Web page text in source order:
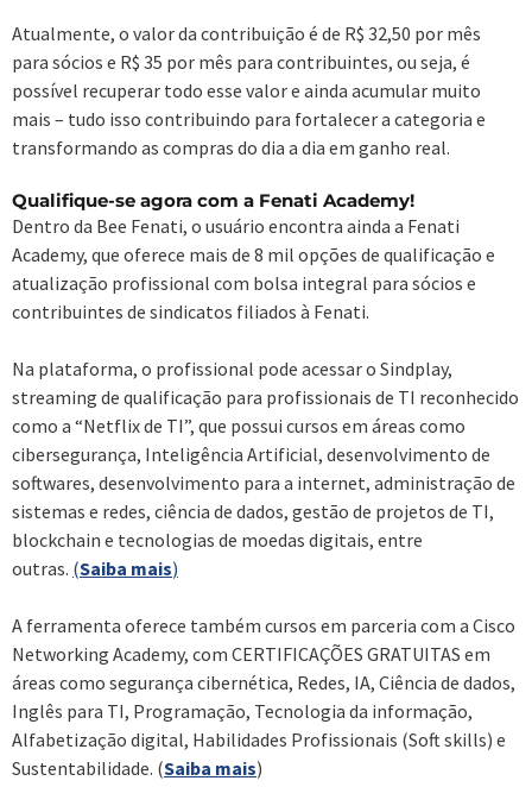
Atualmente, o valor da contribuição é de R$ 32,50 por mês
para sócios e R$ 35 por mês para contribuintes, ou seja, é
possível recuperar todo esse valor e ainda acumular muito
mais – tudo isso contribuindo para fortalecer a categoria e
transformando as compras do dia a dia em ganho real.
Qualifique-se agora com a Fenati Academy!
Dentro da Bee Fenati, o usuário encontra ainda a Fenati
Academy, que oferece mais de 8 mil opções de qualificação e
atualização profissional com bolsa integral para sócios e
contribuintes de sindicatos filiados à Fenati.
Na plataforma, o profissional pode acessar o Sindplay,
streaming de qualificação para profissionais de TI reconhecido
como a “Netflix de TI”, que possui cursos em áreas como
cibersegurança, Inteligência Artificial, desenvolvimento de
softwares, desenvolvimento para a internet, administração de
sistemas e redes, ciência de dados, gestão de projetos de TI,
blockchain e tecnologias de moedas digitais, entre
outras. (Saiba mais)
A ferramenta oferece também cursos em parceria com a Cisco
Networking Academy, com CERTIFICAÇÕES GRATUITAS em
áreas como segurança cibernética, Redes, IA, Ciência de dados,
Inglês para TI, Programação, Tecnologia da informação,
Alfabetização digital, Habilidades Profissionais (Soft skills) e
Sustentabilidade. (Saiba mais)